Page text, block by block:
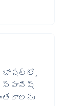
భాషల్లో,
స్పానిష్